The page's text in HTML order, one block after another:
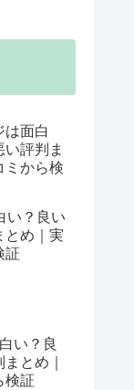
は面白
評判ま
ミから検
い？良い
とめ｜実
証
い？良
とめ｜
検証